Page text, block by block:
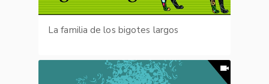
La familia de los bigotes largos